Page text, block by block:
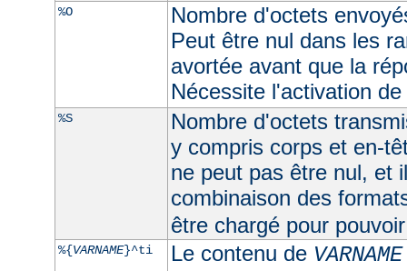
%O
Nombre d'octets
Peut être nul dans les
avortée avant que la
Nécessite l'activation de
%S
Nombre d'octets
y compris corps et en-
ne peut pas être nul, et
combinaison des
être chargé pour
%{VARNAME}^ti Le contenu de VARNAME